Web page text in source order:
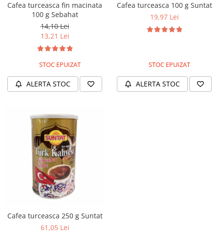
Cafea turceasca fin macinata
100 g Sebahat
14,10 Lei
13,21 Lei
STOC EPUIZAT
ALERTA STOC
Cafea turceasca 100 g Suntat
19,97 Lei
STOC EPUIZAT
ALERTA STOC
Cafea turceasca 250 g Suntat
61,05 Lei